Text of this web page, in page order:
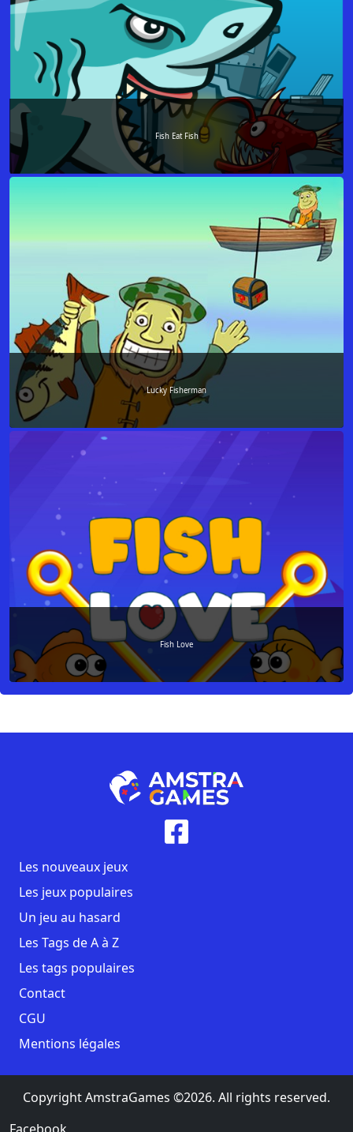
Fish Eat Fish
Lucky Fisherman
Fish Love
Les nouveaux jeux
Les jeux populaires
Un jeu au hasard
Les Tags de A à Z
Les tags populaires
Contact
CGU
Mentions légales
Copyright AmstraGames ©2026. All rights reserved.